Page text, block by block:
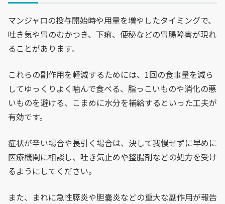
マンジャロの投与開始時や用量を増やしたタイミングで、
吐き気や胃のむかつき、下痢、便秘などの胃腸障害が現れ
ることがあります。
これらの副作用を軽減するためには、1回の食事量を減ら
してゆっくりよく噛んで食べる、脂っこいものや消化の悪
いものを避ける、こまめに水分を補給するといった工夫が
有効です。
症状が辛い場合や長引く場合は、決して我慢せずに早めに
医療機関に相談し、吐き気止めや整腸剤などの処方を受け
るようにしてください。
また、まれに急性膵炎や胆嚢炎などの重大な副作用が報告